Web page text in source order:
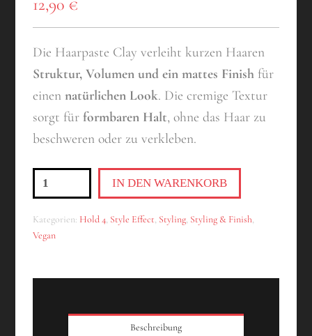
12,90 €
Die Haarpaste Clay verleiht kurzen Haaren
Struktur, Volumen und ein mattes Finish für
einennatürlichen Look. Die cremige Textur
sorgt fürformbaren Halt, ohne das Haar zu
beschweren oder zu verkleben.
IN DEN WARENKORB
Kategorien: Hold 4, Style Effect, Styling, Styling & Finish,
Vegan
Beschreibung